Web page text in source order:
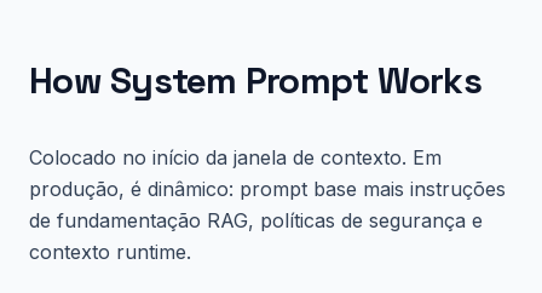
How System Prompt Works
Colocado no início da janela de contexto. Em
produção, é dinâmico: prompt base mais instruções
de fundamentação RAG, políticas de segurança e
contexto runtime.